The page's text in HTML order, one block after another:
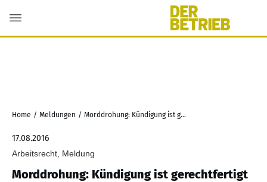
Home / Meldungen / Morddrohung: Kündigung ist gerechtfertigt
17.08.2016
Arbeitsrecht, Meldung
Morddrohung: Kündigung ist gerechtfertigt